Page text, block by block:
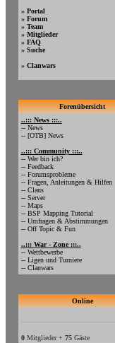
» Portal
» Forum
» Team
» Mitglieder
» FAQ
» Suche
» Clanwars
Forenübersicht
..::: News :::..
-- News
-- [OTB] News
..::: Community :::..
-- Wer bin ich?
-- Feedback
-- Forumsprobleme
-- Fragen, Anleitungen & Hilfen
-- Clans
-- Server
-- Maps
-- BSP Mapping Tutorial
-- Umfragen & Abstimmungen
-- Off Topic & Fun
..::: War - Zone :::..
-- Wettbewerbe
-- Ligen und Turniere
-- Clanwars
Online
0Mitglieder + 75Gäste